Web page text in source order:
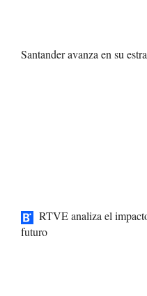
Santander avanza en su
RTVE analiza el
futuro